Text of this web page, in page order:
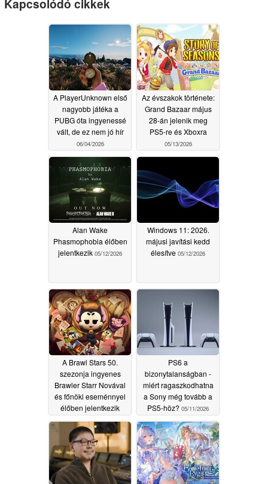
Kapcsolódó cikkek
A PlayerUnknown első
nagyobb játéka a
PUBG óta ingyenessé
vált, de ez nem jó hír
06/04/2026
Az évszakok története:
Grand Bazaar május
28-án jelenik meg
PS5-re és Xboxra
05/13/2026
Alan Wake
Phasmophobia élőben
jelentkezik 05/12/2026
Windows 11: 2026.
májusi javítási kedd
élesítve 05/12/2026
A Brawl Stars 50.
szezonja ingyenes
Brawler Starr Novával
és főnöki eseménnyel
élőben jelentkezik
05/12/2026
PS6 a
bizonytalanságban -
miért ragaszkodhatna
a Sony még tovább a
PS5-höz? 05/11/2026